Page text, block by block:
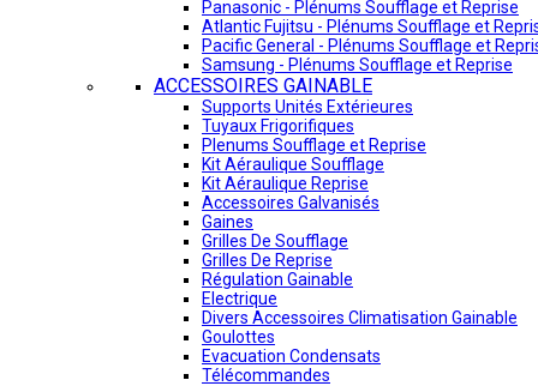
Panasonic - Plénums Soufflage et Reprise
Atlantic Fujitsu - Plénums Soufflage et
Pacific General - Plénums Soufflage et
Samsung - Plénums Soufflage et Reprise
ACCESSOIRES GAINABLE
Supports Unités Extérieures
Tuyaux Frigorifiques
Plenums Soufflage et Reprise
Kit Aéraulique Soufflage
Kit Aéraulique Reprise
Accessoires Galvanisés
Gaines
Grilles De Soufflage
Grilles De Reprise
Régulation Gainable
Electrique
Divers Accessoires Climatisation Gainable
Goulottes
Evacuation Condensats
Télécommandes